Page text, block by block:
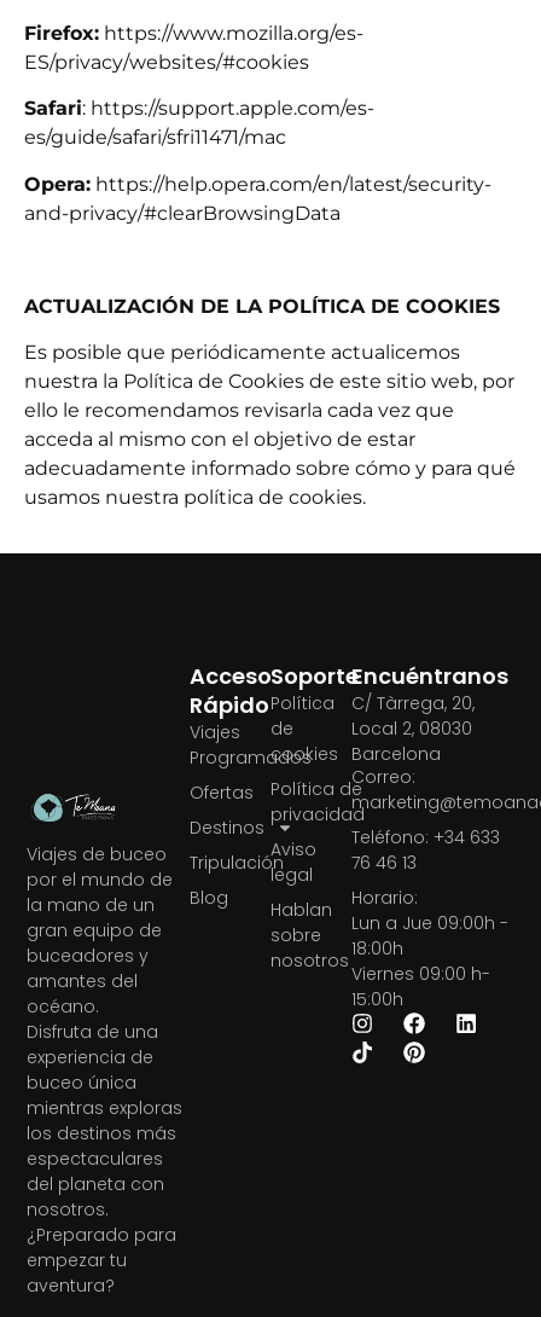
Firefox: https://www.mozilla.org/es-
ES/privacy/websites/#cookies
Safari: https://support.apple.com/es-
es/guide/safari/sfri11471/mac
Opera: https://help.opera.com/en/latest/security-
and-privacy/#clearBrowsingData
ACTUALIZACIÓN DE LA POLÍTICA DE COOKIES
Es posible que periódicamente actualicemos
nuestra la Política de Cookies de este sitio web, por
ello le recomendamos revisarla cada vez que
acceda al mismo con el objetivo de estar
adecuadamente informado sobre cómo y para qué
usamos nuestra política de cookies.
Viajes de buceo
por el mundo de
la mano de un
gran equipo de
buceadores y
amantes del
océano.
Disfruta de una
experiencia de
buceo única
mientras exploras
los destinos más
espectaculares
del planeta con
nosotros.
¿Preparado para
empezar tu
aventura?
Soporte
Política
de
cookies
Política de
privacidad
Aviso
legal
Hablan
sobre
nosotros
Acceso
Rápido
Viajes
Programados
Ofertas
Destinos
Tripulación
Blog
Encuéntranos
C/ Tàrrega, 20,
Local 2, 08030
Barcelona
Correo:
Teléfono: +34 633
76 46 13
Horario:
Lun a Jue 09:00h -
18:00h
Viernes 09:00 h-
15:00h